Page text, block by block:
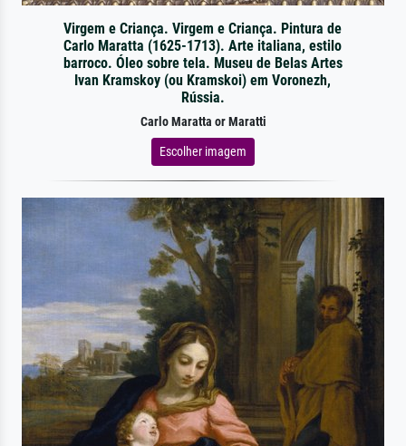
Virgem e Criança. Virgem e Criança. Pintura de
Carlo Maratta (1625-1713). Arte italiana, estilo
barroco. Óleo sobre tela. Museu de Belas Artes
Ivan Kramskoy (ou Kramskoi) em Voronezh,
Rússia.
Carlo Maratta or Maratti
Escolher imagem